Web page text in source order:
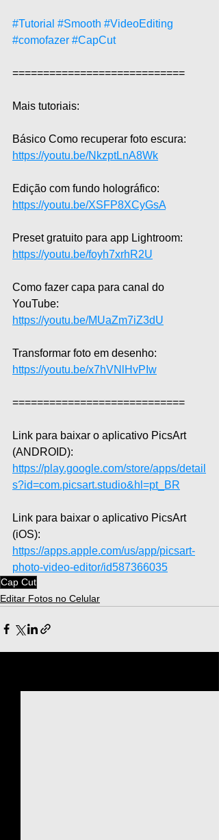
#Tutorial #Smooth #VideoEditing
#comofazer #CapCut
============================
Mais tutoriais:
Básico Como recuperar foto escura:
https://youtu.be/NkzptLnA8Wk
Edição com fundo holográfico:
https://youtu.be/XSFP8XCyGsA
Preset gratuito para app Lightroom:
https://youtu.be/foyh7xrhR2U
Como fazer capa para canal do
YouTube:
https://youtu.be/MUaZm7iZ3dU
Transformar foto em desenho:
https://youtu.be/x7hVNlHvPIw
============================
Link para baixar o aplicativo PicsArt
(ANDROID):
https://play.google.com/store/apps/detail
s?id=com.picsart.studio&hl=pt_BR
Link para baixar o aplicativo PicsArt
(iOS):
https://apps.apple.com/us/app/picsart-
photo-video-editor/id587366035
Cap Cut
Editar Fotos no Celular